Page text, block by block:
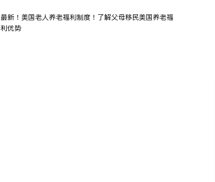
最新！美国老人养老福利制度！了解父母移民美国养老福
利优势